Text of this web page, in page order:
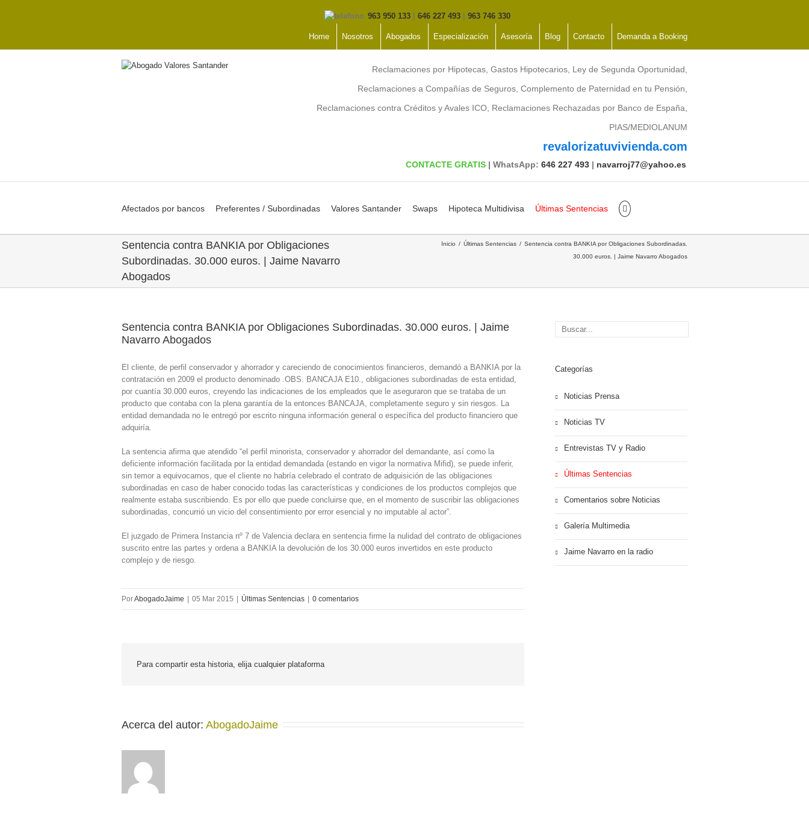
963 950 133 646 227 493 963 746 330
Home Nosotros Abogados Especialización Asesoría Blog Contacto Demanda a Booking
Reclamaciones por Hipotecas, Gastos Hipotecarios, Ley de Segunda Oportunidad,
Reclamaciones a Compañías de Seguros, Complemento de Paternidad en tu Pensión,
Reclamaciones contra Créditos y Avales ICO, Reclamaciones Rechazadas por Banco de España,
PIAS/MEDIOLANUM
revalorizatuvivienda.com
CONTACTE GRATIS | WhatsApp: 646 227 493 | navarroj77@yahoo.es
Afectados por bancos Preferentes / Subordinadas Valores Santander Swaps Hipoteca Multidivisa Últimas Sentencias
Sentencia contra BANKIA por Obligaciones
Subordinadas. 30.000 euros. | Jaime Navarro
Abogados
Inicio Últimas Sentencias
Sentencia contra BANKIA por Obligaciones Subordinadas.
30.000 euros. | Jaime Navarro Abogados
Sentencia contra BANKIA por Obligaciones Subordinadas. 30.000 euros. | Jaime
Navarro Abogados
El cliente, de perfil conservador y ahorrador y careciendo de conocimientos financieros, demandó a BANKIA por la
contratación en 2009 el producto denominado .OBS. BANCAJA E10., obligaciones subordinadas de esta entidad,
por cuantía 30.000 euros, creyendo las indicaciones de los empleados que le aseguraron que se trataba de un
producto que contaba con la plena garantía de la entonces BANCAJA, completamente seguro y sin riesgos. La
entidad demandada no le entregó por escrito ninguna información general o específica del producto financiero que
adquiría.
La sentencia afirma que atendido “el perfil minorista, conservador y ahorrador del demandante, así como la
deficiente información facilitada por la entidad demandada (estando en vigor la normativa Mifid), se puede inferir,
sin temor a equivocarnos, que el cliente no habría celebrado el contrato de adquisición de las obligaciones
subordinadas en caso de haber conocido todas las características y condiciones de los productos complejos que
realmente estaba suscribiendo. Es por ello que puede concluirse que, en el momento de suscribir las obligaciones
subordinadas, concurrió un vicio del consentimiento por error esencial y no imputable al actor”.
El juzgado de Primera Instancia nº 7 de Valencia declara en sentencia firme la nulidad del contrato de obligaciones
suscrito entre las partes y ordena a BANKIA la devolución de los 30.000 euros invertidos en este producto
complejo y de riesgo.
PorAbogadoJaime 05 Mar 2015 Últimas Sentencias 0 comentarios
Para compartir esta historia, elija cualquier plataforma
Acerca del autor: AbogadoJaime
Categorías
Noticias Prensa
Noticias TV
Entrevistas TV y Radio
Últimas Sentencias
Comentarios sobre Noticias
Galería Multimedia
Jaime Navarro en la radio